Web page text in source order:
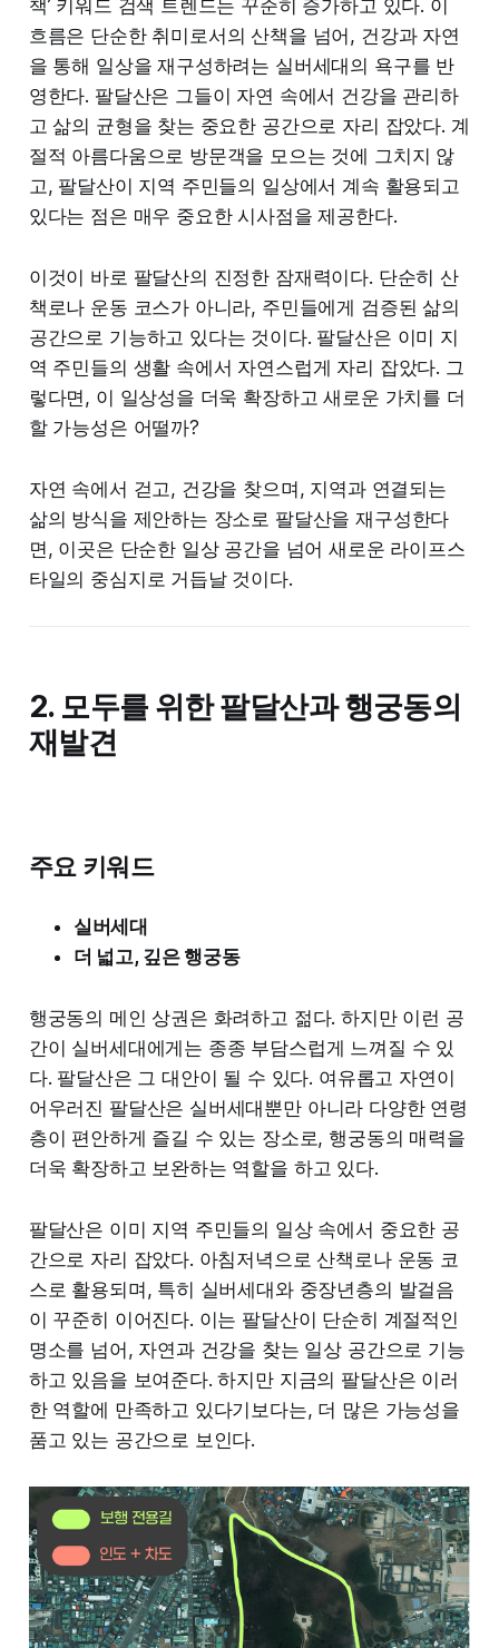
책’ 키워드 검색 트렌드는 꾸준히 증가하고 있다. 이
흐름은 단순한 취미로서의 산책을 넘어, 건강과 자연
을 통해 일상을 재구성하려는 실버세대의 욕구를 반
영한다. 팔달산은 그들이 자연 속에서 건강을 관리하
고 삶의 균형을 찾는 중요한 공간으로 자리 잡았다. 계
절적 아름다움으로 방문객을 모으는 것에 그치지 않
고, 팔달산이 지역 주민들의 일상에서 계속 활용되고
있다는 점은 매우 중요한 시사점을 제공한다.
이것이 바로 팔달산의 진정한 잠재력이다. 단순히 산
책로나 운동 코스가 아니라, 주민들에게 검증된 삶의
공간으로 기능하고 있다는 것이다. 팔달산은 이미 지
역 주민들의 생활 속에서 자연스럽게 자리 잡았다. 그
렇다면, 이 일상성을 더욱 확장하고 새로운 가치를 더
할 가능성은 어떨까?
자연 속에서 걷고, 건강을 찾으며, 지역과 연결되는
삶의 방식을 제안하는 장소로 팔달산을 재구성한다
면, 이곳은 단순한 일상 공간을 넘어 새로운 라이프스
타일의 중심지로 거듭날 것이다.
2. 모두를 위한 팔달산과 행궁동의
재발견
주요 키워드
실버세대
더 넓고, 깊은 행궁동
행궁동의 메인 상권은 화려하고 젊다. 하지만 이런 공
간이 실버세대에게는 종종 부담스럽게 느껴질 수 있
다. 팔달산은 그 대안이 될 수 있다. 여유롭고 자연이
어우러진 팔달산은 실버세대뿐만 아니라 다양한 연령
층이 편안하게 즐길 수 있는 장소로, 행궁동의 매력을
더욱 확장하고 보완하는 역할을 하고 있다.
팔달산은 이미 지역 주민들의 일상 속에서 중요한 공
간으로 자리 잡았다. 아침저녁으로 산책로나 운동 코
스로 활용되며, 특히 실버세대와 중장년층의 발걸음
이 꾸준히 이어진다. 이는 팔달산이 단순히 계절적인
명소를 넘어, 자연과 건강을 찾는 일상 공간으로 기능
하고 있음을 보여준다. 하지만 지금의 팔달산은 이러
한 역할에 만족하고 있다기보다는, 더 많은 가능성을
품고 있는 공간으로 보인다.